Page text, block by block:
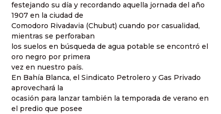
festejando su día y recordando aquella jornada del año
1907 en la ciudad de
Comodoro Rivadavia (Chubut) cuando por casualidad,
mientras se perforaban
los suelos en búsqueda de agua potable se encontró el
oro negro por primera
vez en nuestro país.
En Bahía Blanca, el Sindicato Petrolero y Gas Privado
aprovechará la
ocasión para lanzar también la temporada de verano en
el predio que posee